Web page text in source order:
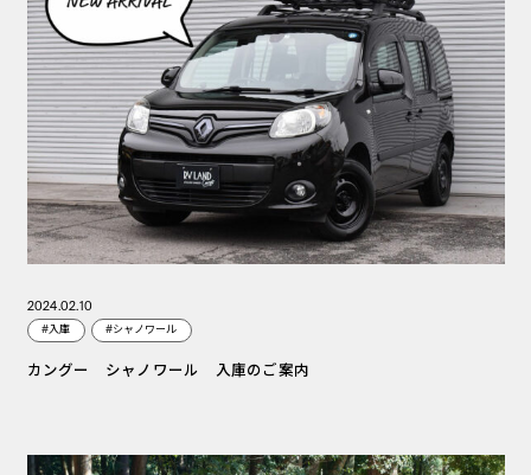
2024.02.10
#入庫 #シャノワール
カングー シャノワール 入庫のご案内